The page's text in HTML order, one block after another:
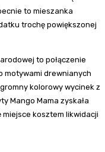
to mieszanka
trochę powiększonej
to połączenie
motywami drewnianych
kolorowy wycinek z
Mango Mama zyskała
miejsce kosztem likwidacji